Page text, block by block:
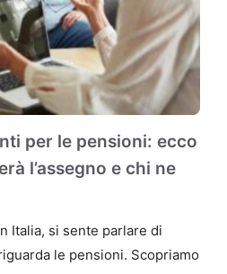
per le pensioni: ecco
l’assegno e chi ne
Italia, si sente parlare di
le pensioni. Scopriamo